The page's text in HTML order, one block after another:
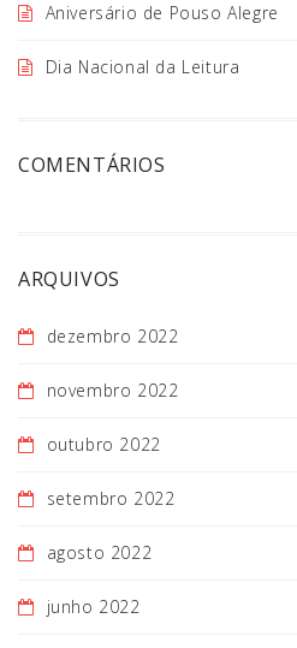
Aniversário de Pouso Alegre
Dia Nacional da Leitura
COMENTÁRIOS
ARQUIVOS
dezembro 2022
novembro 2022
outubro 2022
setembro 2022
agosto 2022
junho 2022